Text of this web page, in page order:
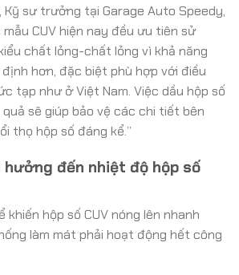
Kỹ sư trưởng tại Garage Auto Speedy,
CUV hiện nay đều ưu tiên sử
chất lỏng-chất lỏng vì khả năng
hơn, đặc biệt phù hợp với điều
tạp như ở Việt Nam. Việc dầu hộp số
sẽ giúp bảo vệ các chi tiết bên
thọ hộp số đáng kể.”
hưởng đến nhiệt độ hộp số
hộp số CUV nóng lên nhanh
làm mát phải hoạt động hết công